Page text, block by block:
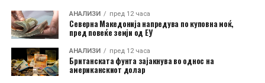
АНАЛИЗИ пред 12 часа
Северна Македонија напредува по куповна моќ,
пред повеќе земји од ЕУ
АНАЛИЗИ пред 12 часа
Британската фунта зајакнува во однос на
американскиот долар